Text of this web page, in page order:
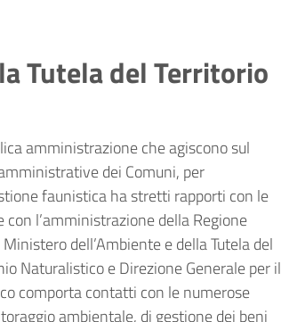
Tutela del Territorio
amministrazione che agiscono sul
dei Comuni, per
faunistica ha stretti rapporti con le
l’amministrazione della Regione
dell’Ambiente e della Tutela del
Naturalistico e Direzione Generaleper il
comporta contatti con le numerose
ambientale, di gestione dei beni